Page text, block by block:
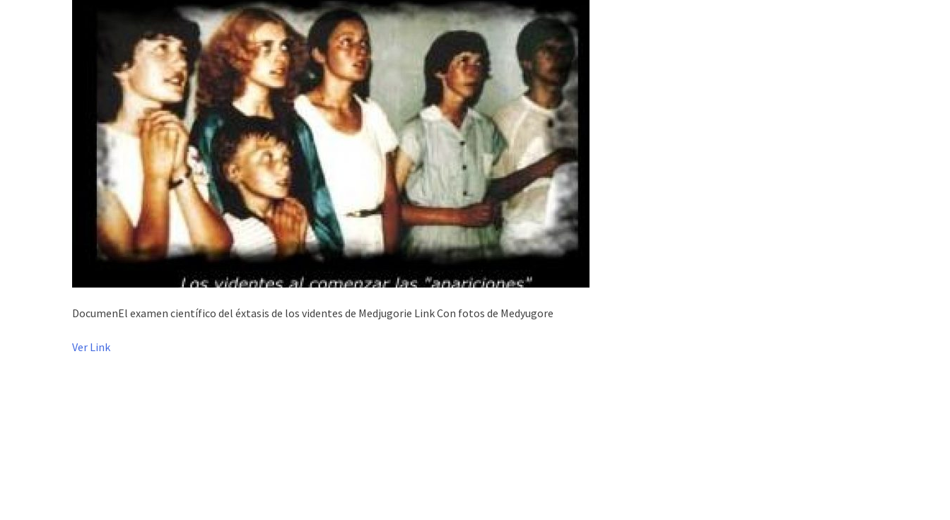
DocumenEl examen científico del éxtasis de los videntes de Medjugorie Link Con fotos de Medyugore
Ver Link